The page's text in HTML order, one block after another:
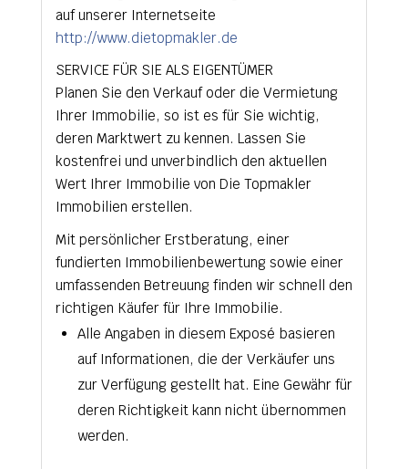
auf unserer Internetseite
http://www.dietopmakler.de
SERVICE FÜR SIE ALS EIGENTÜMER
Planen Sie den Verkauf oder die Vermietung
Ihrer Immobilie, so ist es für Sie wichtig,
deren Marktwert zu kennen. Lassen Sie
kostenfrei und unverbindlich den aktuellen
Wert Ihrer Immobilie von Die Topmakler
Immobilien erstellen.
Mit persönlicher Erstberatung, einer
fundierten Immobilienbewertung sowie einer
umfassenden Betreuung finden wir schnell den
richtigen Käufer für Ihre Immobilie.
Alle Angaben in diesem Exposé basieren
auf Informationen, die der Verkäufer uns
zur Verfügung gestellt hat. Eine Gewähr für
deren Richtigkeit kann nicht übernommen
werden.